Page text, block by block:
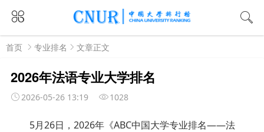
首页 专业排名 文章正文
2026年法语专业大学排名
2026-05-26 13:19 1028
5月26日，2026年《ABC中国大学专业排名——法